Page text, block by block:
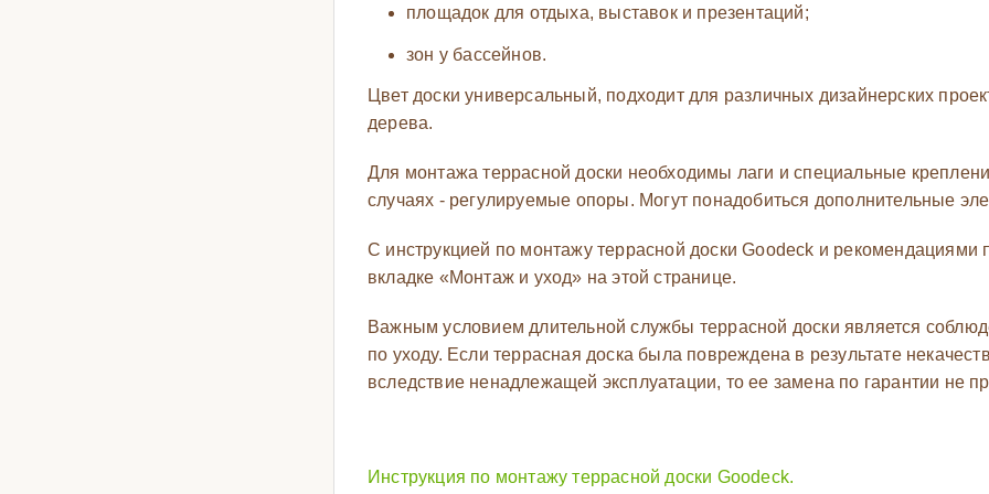
площадок для отдыха, выставок и презентаций;
зон у бассейнов.
Цвет доски универсальный, подходит для различных дизайнерских
дерева.
Для монтажа террасной доски необходимы лаги и специальные
случаях - регулируемые опоры. Могут понадобиться дополнительные
С инструкцией по монтажу террасной доски Goodeck и рекомендациями
вкладке «Монтаж и уход» на этой странице.
Важным условием длительной службы террасной доски является
по уходу. Если террасная доска была повреждена в результате
вследствие ненадлежащей эксплуатации, то ее замена по гарантии не
Инструкция по монтажу террасной доски Goodeck.